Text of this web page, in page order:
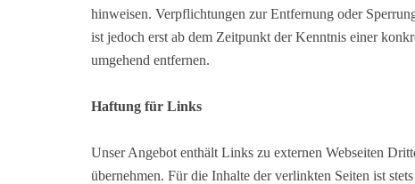
hinweisen. Verpflichtungen zur Entfernung oder
ist jedoch erst ab dem Zeitpunkt der Kenntnis einer
umgehend entfernen.
Haftung für Links
Unser Angebot enthält Links zu externen Webseiten
übernehmen. Für die Inhalte der verlinkten Seiten ist